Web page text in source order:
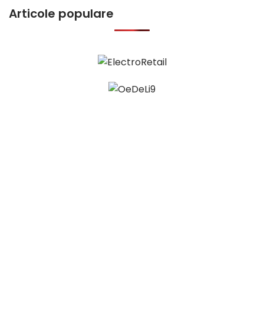
Articole populare